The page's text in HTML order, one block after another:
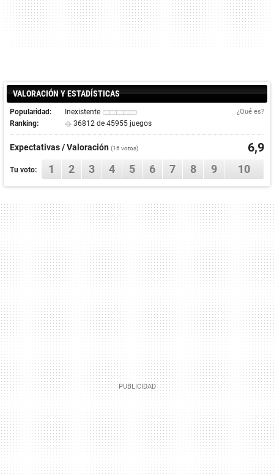
VALORACIÓN Y ESTADÍSTICAS
Popularidad: Inexistente ¿Qué es?
Ranking: 36812 de 45955 juegos
Expectativas / Valoración (16 votos) 6,9
Tu voto: 1 2 3 4 5 6 7 8 9 10